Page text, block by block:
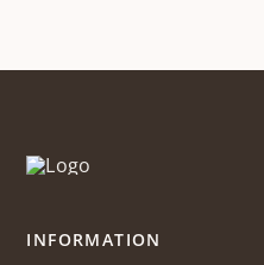
INFORMATION